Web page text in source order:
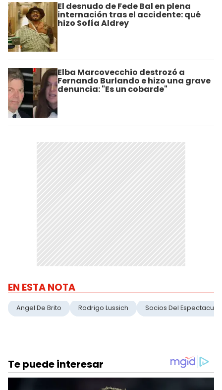
El desnudo de Fede Bal en plena
internación tras el accidente: qué
hizo Sofía Aldrey
Elba Marcovecchio destrozó a
Fernando Burlando e hizo una grave
denuncia: "Es un cobarde"
EN ESTA NOTA
Angel De Brito Rodrigo Lussich Socios Del Espectaculo